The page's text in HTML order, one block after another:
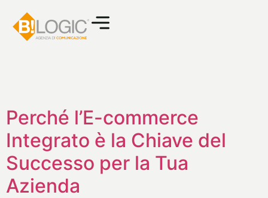
Perché l’E-commerce
Integrato è la Chiave del
Successo per la Tua
Azienda